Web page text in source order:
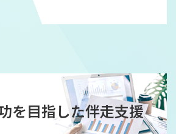
を目指した伴走支援